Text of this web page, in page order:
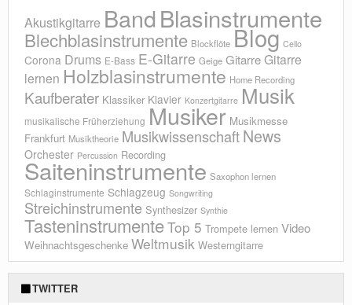
Akustikgitarre BandBlasinstrumente
Blechblasinstrumente Blockflöte Blog Cello
Corona Drums E-Bass E-Gitarre Geige GitarreGitarre
lernen Holzblasinstrumente Home Recording
Kaufberater Klassiker Klavier Konzertgitarre Musik
musikalische Früherziehung Musiker Musikmesse
Frankfurt Musiktheorie MusikwissenschaftNews
Orchester Percussion Recording
Saiteninstrumente Saxophon lernen
Schlaginstrumente Schlagzeug Songwriting
Streichinstrumente Synthesizer Synthie
TasteninstrumenteTop 5 Trompete lernen Video
Weihnachtsgeschenke Weltmusik Westerngitarre
TWITTER